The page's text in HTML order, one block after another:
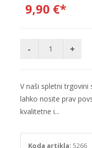
9,90 €*
V naši spletni
lahko nosite prav
kvalitetne i...
Koda artikla: 5266